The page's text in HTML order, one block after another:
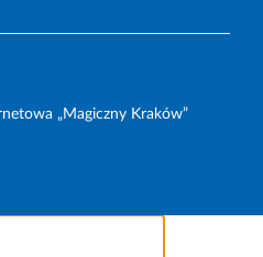
„Magiczny Kraków”